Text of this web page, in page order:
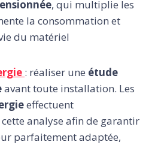
, qui multiplie les
la consommation et
du matériel
: réaliser une étude
avant toute installation. Les
effectuent
analyse afin de garantir
parfaitement adaptée,